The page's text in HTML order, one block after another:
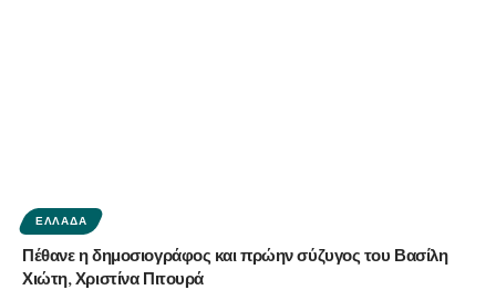
ΕΛΛΆΔΑ
Πέθανε η δημοσιογράφος και πρώην σύζυγος του Βασίλη
Χιώτη, Χριστίνα Πιτουρά